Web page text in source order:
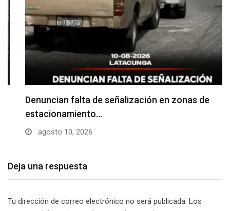
Denuncian falta de señalización en zonas de
estacionamiento…
agosto 10, 2026
Deja una respuesta
Tu dirección de correo electrónico no será publicada. Los